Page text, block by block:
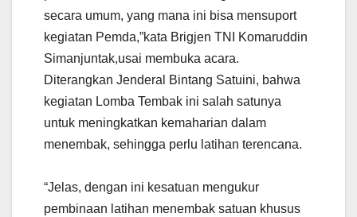
secara umum, yang mana ini bisa mensuport
kegiatan Pemda,”kata Brigjen TNI Komaruddin
Simanjuntak,usai membuka acara.
Diterangkan Jenderal Bintang Satuini, bahwa
kegiatan Lomba Tembak ini salah satunya
untuk meningkatkan kemaharian dalam
menembak, sehingga perlu latihan terencana.
“Jelas, dengan ini kesatuan mengukur
pembinaan latihan menembak satuan khusus